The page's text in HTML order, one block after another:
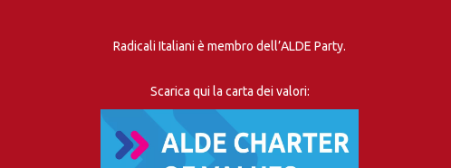
Radicali Italiani è membro dell’ALDE Party.
Scarica qui la carta dei valori: